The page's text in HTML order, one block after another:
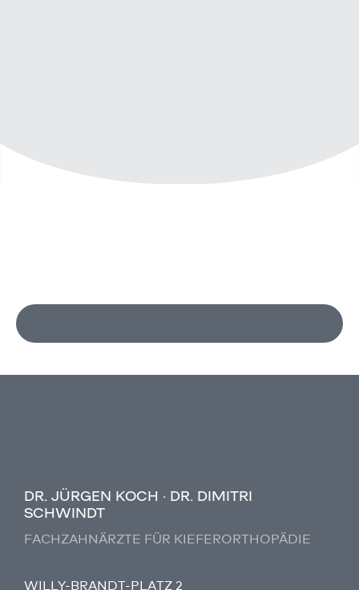
DR. JÜRGEN KOCH · DR. DIMITRI
SCHWINDT
FACHZAHNÄRZTE FÜR KIEFERORTHOPÄDIE
WILLY-BRANDT-PLATZ 2